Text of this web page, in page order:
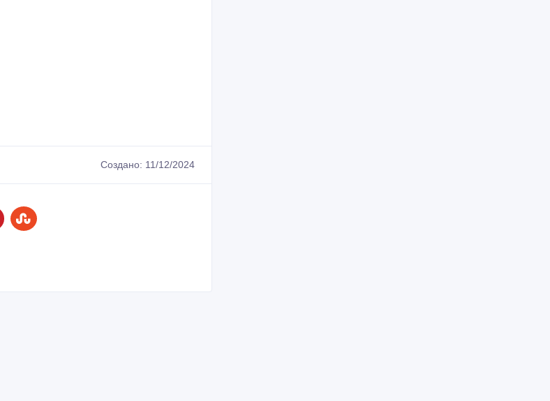
Создано: 11/12/2024